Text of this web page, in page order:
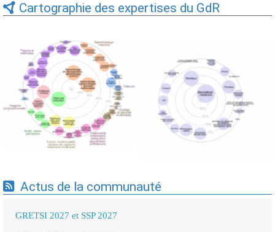
Cartographie des expertises du GdR
Expertises du GdR -
cartographie par Axes -
19/09/2025
Expertises du GdR -
cartographie par mots-clés
applicatifs - 19/09/2025
Actus de la communauté
GRETSI 2027 et SSP 2027